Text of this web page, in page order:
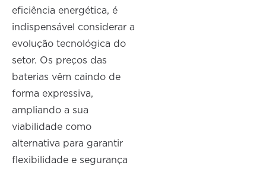
eficiência energética, é
indispensável considerar a
evolução tecnológica do
setor. Os preços das
baterias vêm caindo de
forma expressiva,
ampliando a sua
viabilidade como
alternativa para garantir
flexibilidade e segurança